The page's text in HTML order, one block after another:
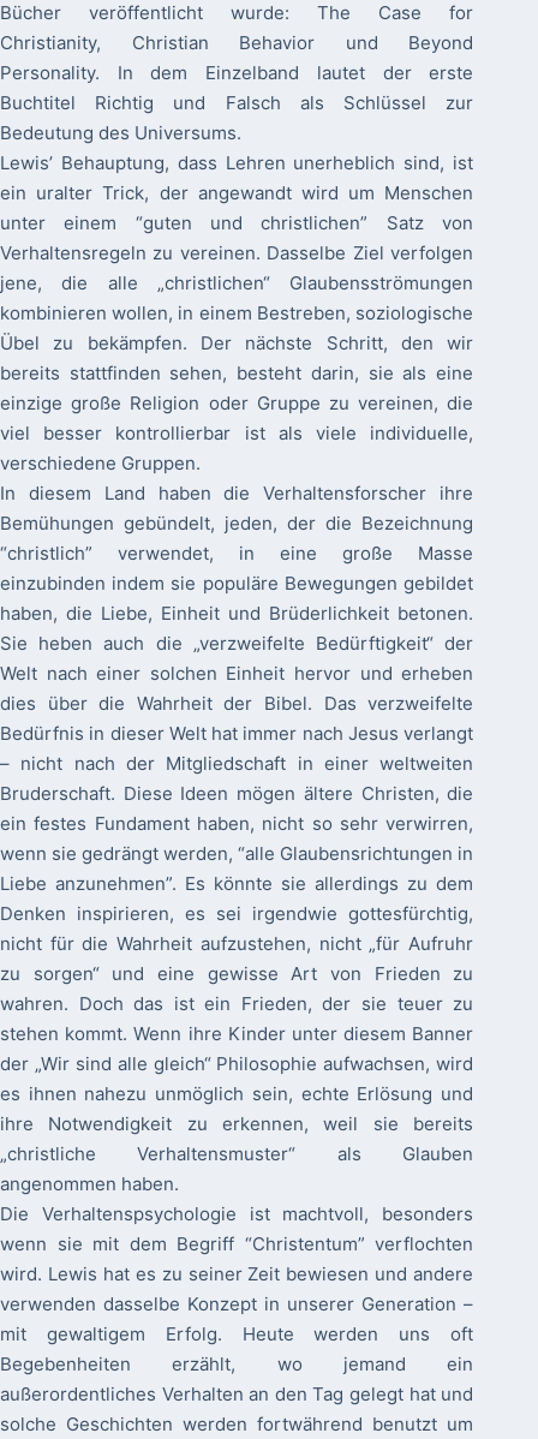
Bücher veröffentlicht wurde: The Case for
Christianity, Christian Behavior und Beyond
Personality. In dem Einzelband lautet der erste
Buchtitel Richtig und Falsch als Schlüssel zur
Bedeutung des Universums.
Lewis’ Behauptung, dass Lehren unerheblich sind, ist
ein uralter Trick, der angewandt wird um Menschen
unter einem “guten und christlichen” Satz von
Verhaltensregeln zu vereinen. Dasselbe Ziel verfolgen
jene, die alle „christlichen“ Glaubensströmungen
kombinieren wollen, in einem Bestreben, soziologische
Übel zu bekämpfen. Der nächste Schritt, den wir
bereits stattfinden sehen, besteht darin, sie als eine
einzige große Religion oder Gruppe zu vereinen, die
viel besser kontrollierbar ist als viele individuelle,
verschiedene Gruppen.
In diesem Land haben die Verhaltensforscher ihre
Bemühungen gebündelt, jeden, der die Bezeichnung
“christlich” verwendet, in eine große Masse
einzubinden indem sie populäre Bewegungen gebildet
haben, die Liebe, Einheit und Brüderlichkeit betonen.
Sie heben auch die „verzweifelte Bedürftigkeit“ der
Welt nach einer solchen Einheit hervor und erheben
dies über die Wahrheit der Bibel. Das verzweifelte
Bedürfnis in dieser Welt hat immer nach Jesus verlangt
– nicht nach der Mitgliedschaft in einer weltweiten
Bruderschaft. Diese Ideen mögen ältere Christen, die
ein festes Fundament haben, nicht so sehr verwirren,
wenn sie gedrängt werden, “alle Glaubensrichtungen in
Liebe anzunehmen”. Es könnte sie allerdings zu dem
Denken inspirieren, es sei irgendwie gottesfürchtig,
nicht für die Wahrheit aufzustehen, nicht „für Aufruhr
zu sorgen“ und eine gewisse Art von Frieden zu
wahren. Doch das ist ein Frieden, der sie teuer zu
stehen kommt. Wenn ihre Kinder unter diesem Banner
der „Wir sind alle gleich“ Philosophie aufwachsen, wird
es ihnen nahezu unmöglich sein, echte Erlösung und
ihre Notwendigkeit zu erkennen, weil sie bereits
„christliche Verhaltensmuster“ als Glauben
angenommen haben.
Die Verhaltenspsychologie ist machtvoll, besonders
wenn sie mit dem Begriff “Christentum” verflochten
wird. Lewis hat es zu seiner Zeit bewiesen und andere
verwenden dasselbe Konzept in unserer Generation –
mit gewaltigem Erfolg. Heute werden uns oft
Begebenheiten erzählt, wo jemand ein
außerordentliches Verhalten an den Tag gelegt hat und
solche Geschichten werden fortwährend benutzt um